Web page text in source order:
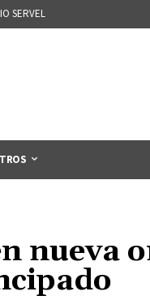
SERVEL
nueva